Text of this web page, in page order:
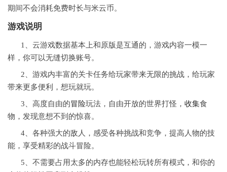
期间不会消耗免费时长与米云币。
游戏说明
1、云游戏数据基本上和原版是互通的，游戏内容一模一
样，你可以无缝切换账号。
2、游戏内丰富的关卡任务给玩家带来无限的挑战，给玩家
带来更多便利，想玩就玩。
3、高度自由的冒险玩法，自由开放的世界打怪， 收集食
物，发现意想不到的惊喜。
4、各种强大的敌人，感受各种挑战和竞争，提高人物的技
能，享受精彩的战斗冒险。
5、不需要占用太多的内存也能轻松玩转所有模式，和你的